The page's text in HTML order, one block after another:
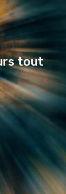
tout